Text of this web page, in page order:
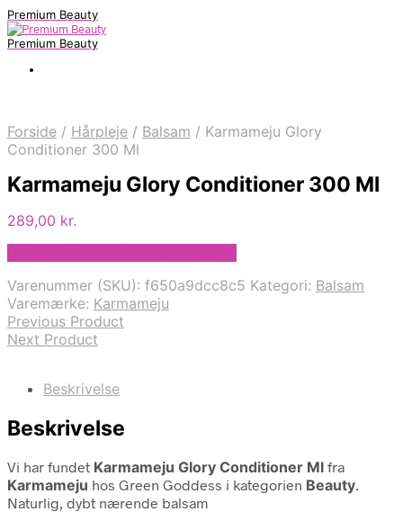
Premium Beauty
Premium Beauty
Forside / Hårpleje / Balsam / Karmameju Glory
Conditioner 300 Ml
Karmameju Glory Conditioner 300 Ml
289,00 kr.
Varenummer (SKU): f650a9dcc8c5 Kategori: Balsam
Varemærke: Karmameju
Previous Product
Next Product
Beskrivelse
Beskrivelse
Vi har fundet Karmameju Glory Conditioner Ml fra
Karmameju hos Green Goddess i kategorien Beauty.
Naturlig, dybt nærende balsam